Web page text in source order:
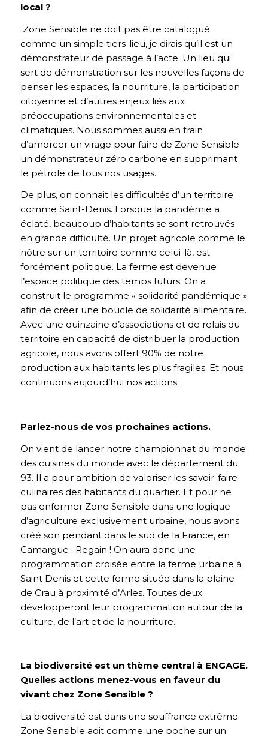
local ?
Zone Sensible ne doit pas être catalogué
comme un simple tiers-lieu, je dirais qu’il est un
démonstrateur de passage à l’acte. Un lieu qui
sert de démonstration sur les nouvelles façons de
penser les espaces, la nourriture, la participation
citoyenne et d’autres enjeux liés aux
préoccupations environnementales et
climatiques. Nous sommes aussi en train
d’amorcer un virage pour faire de Zone Sensible
un démonstrateur zéro carbone en supprimant
le pétrole de tous nos usages.
De plus, on connait les difficultés d’un territoire
comme Saint-Denis. Lorsque la pandémie a
éclaté, beaucoup d’habitants se sont retrouvés
en grande difficulté. Un projet agricole comme le
nôtre sur un territoire comme celui-là, est
forcément politique. La ferme est devenue
l’espace politique des temps futurs. On a
construit le programme « solidarité pandémique »
afin de créer une boucle de solidarité alimentaire.
Avec une quinzaine d’associations et de relais du
territoire en capacité de distribuer la production
agricole, nous avons offert 90% de notre
production aux habitants les plus fragiles. Et nous
continuons aujourd’hui nos actions.
Parlez-nous de vos prochaines actions.
On vient de lancer notre championnat du monde
des cuisines du monde avec le département du
93. Il a pour ambition de valoriser les savoir-faire
culinaires des habitants du quartier. Et pour ne
pas enfermer Zone Sensible dans une logique
d’agriculture exclusivement urbaine, nous avons
créé son pendant dans le sud de la France, en
Camargue : Regain ! On aura donc une
programmation croisée entre la ferme urbaine à
Saint Denis et cette ferme située dans la plaine
de Crau à proximité d’Arles. Toutes deux
développeront leur programmation autour de la
culture, de l’art et de la nourriture.
La biodiversité est un thème central à ENGAGE.
Quelles actions menez-vous en faveur du
vivant chez Zone Sensible ?
La biodiversité est dans une souffrance extrême.
Zone Sensible agit comme une poche sur un